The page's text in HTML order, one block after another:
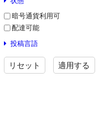
暗号通貨利用可
配達可能
投稿言語
リセット 適用する